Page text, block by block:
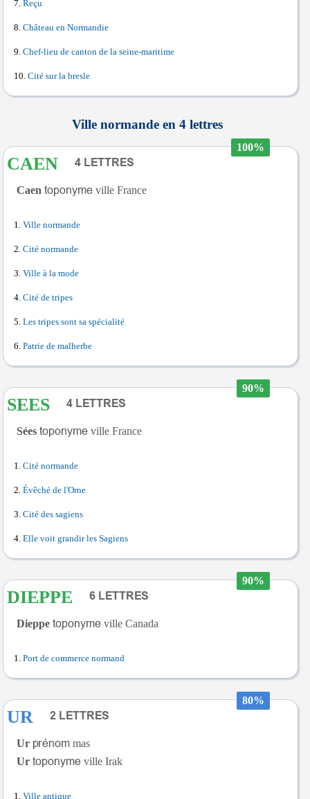
Reçu
Château en Normandie
Chef-lieu de canton de la seine-maritime
Cité sur la bresle
Ville normande en 4 lettres
100%
CAEN
Caen ville France
Ville normande
Cité normande
Ville à la mode
Cité de tripes
Les tripes sont sa spécialité
Patrie de malherbe
90%
SEES
Sées ville France
Cité normande
Évêché de l'Orne
Cité des sagiens
Elle voit grandir les Sagiens
90%
DIEPPE
Dieppe ville Canada
Port de commerce normand
80%
UR
Ur
mas
Ur
ville Irak
Ville antique